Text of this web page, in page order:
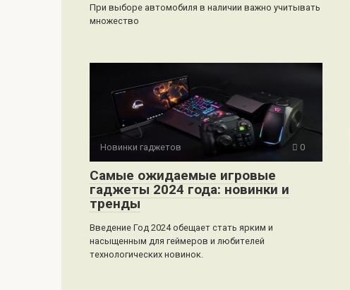
При выборе автомобиля в наличии важно учитывать
множество
Новинки гаджетов 0
Самые ожидаемые игровые
гаджеты 2024 года: новинки и
тренды
Введение Год 2024 обещает стать ярким и
насыщенным для геймеров и любителей
технологических новинок.